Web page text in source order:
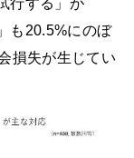
も20.5%にのぼ
損失が生じてい